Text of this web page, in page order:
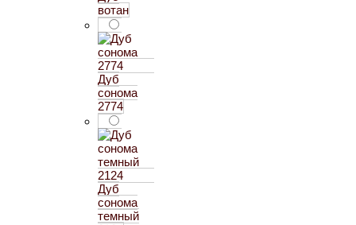
вотан
Дуб
сонома
2774
Дуб
сонома
темный